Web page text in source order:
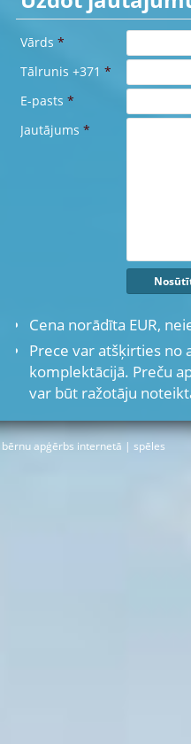
Vārds *
Tālrunis +371 *
E-pasts *
Jautājums *
Cena norādīta EUR,
Prece var atšķirties no
komplektācijā. Preču
var būt ražotāju
bērnu apģērbs internetā | spēles